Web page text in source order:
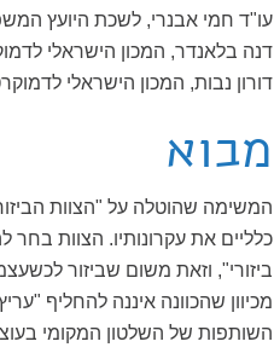
עו"ד חמי אבנרי, לשכת היועץ
דנה בלאנדר, המכון הישראלי
דורון נבות, המכון הישראלי
מבוא
המשימה שהוטלה על "הצוות
כלליים את עקרונותיו. הצוות
ביזורי", וזאת משום שביזור
מכיוון שהכוונה איננה להחליף
השותפות של השלטון המקומי